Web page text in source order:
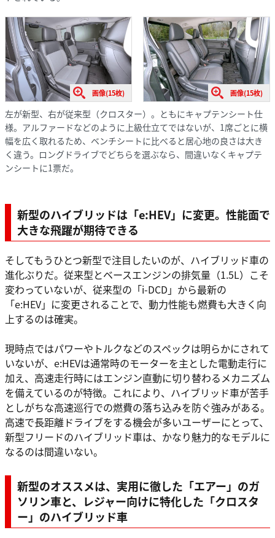
画像(15枚) 画像(15枚)
左が新型、右が従来型（クロスター）。ともにキャプテンシート仕
様。アルファードなどのように上級仕立てではないが、1席ごとに横
幅を広く取れるため、ベンチシートに比べると居心地の良さは大き
く違う。ロングドライブでどちらを選ぶなら、間違いなくキャプテ
ンシートに1票だ。
新型のハイブリッドは「e:HEV」に変更。性能面で
大きな飛躍が期待できる
そしてもうひとつ新型で注目したいのが、ハイブリッド車の
進化ぶりだ。従来型とベースエンジンの排気量（1.5L）こそ
変わっていないが、従来型の「i-DCD」から最新の
「e:HEV」に変更されることで、動力性能も燃費も大きく向
上するのは確実。
現時点ではパワーやトルクなどのスペックは明らかにされて
いないが、e:HEVは通常時のモーターを主とした電動走行に
加え、高速走行時にはエンジン直動に切り替わるメカニズム
を備えているのが特徴。これにより、ハイブリッド車が苦手
としがちな高速巡行での燃費の落ち込みを防ぐ強みがある。
高速で長距離ドライブをする機会が多いユーザーにとって、
新型フリードのハイブリッド車は、かなり魅力的なモデルに
なるのは間違いない。
新型のオススメは、実用に徹した「エアー」のガ
ソリン車と、レジャー向けに特化した「クロスタ
ー」のハイブリッド車